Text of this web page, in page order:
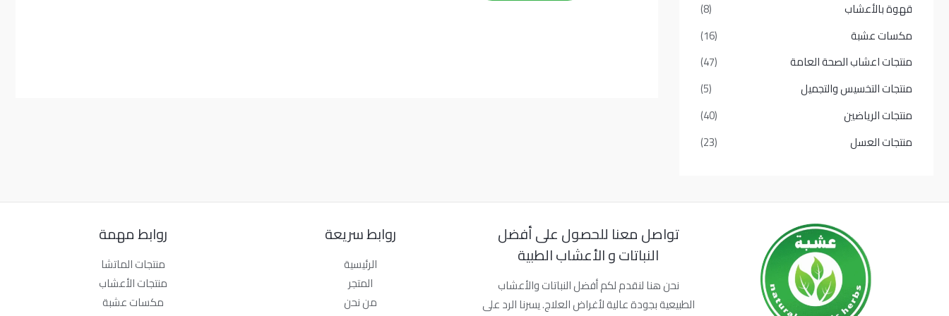
قهوة بالأعشاب
(8)
مكسات عشبة
(16)
منتجات اعشاب الصحة العامة
(47)
منتجات التخسيس والتجميل
(5)
منتجات الرياضين
(40)
منتجات العسل
(23)
تواصل معنا للحصول على أفضل
النباتات و الأعشاب الطبية
نحن هنا لنقدم لكم أفضل النباتات والأعشاب
الطبيعية بجودة عالية لأغراض العلاج. يسرنا الرد على
روابط سريعة
الرئيسية
المتجر
من نحن
روابط مهمة
منتجات الماتشا
منتجات الأعشاب
مكسات عشبة